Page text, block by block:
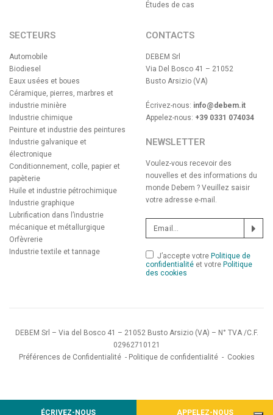
ÉCRIVEZ-NOUS APPELEZ-NOUS
Études de cas
SECTEURS
Automobile
Biodiesel
Eaux usées et boues
Céramique, pierres, marbres et
industrie minière
Industrie chimique
Peinture et industrie des peintures
Industrie galvanique et
électronique
Conditionnement, colle, papier et
papèterie
Huile et industrie pétrochimique
Industrie graphique
Lubrification dans l’industrie
mécanique et métallurgique
Orfèvrerie
Industrie textile et tannage
CONTACTS
DEBEM Srl
Via Del Bosco 41 – 21052
Busto Arsizio (VA)
Écrivez-nous: info@debem.it
Appelez-nous: +39 0331 074034
NEWSLETTER
Voulez-vous recevoir des
nouvelles et des informations du
monde Debem ? Veuillez saisir
votre adresse e-mail.
J’accepte votre Politique de
confidentialité et votre Politique
des cookies
DEBEM Srl – Via del Bosco 41 – 21052 Busto Arsizio (VA) – N° TVA /C.F.
02962710121
Préférences de Confidentialité - Politique de confidentialité - Cookies